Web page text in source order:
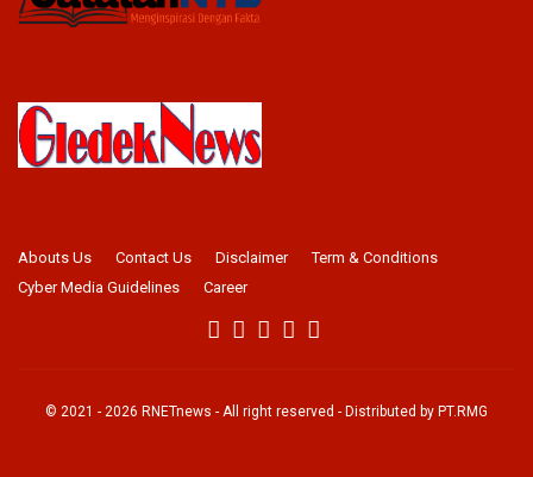
Abouts Us Contact Us Disclaimer
Term & Conditions
Cyber Media Guidelines
Career
© 2021 - 2026 RNETnews - All right reserved - Distributed by PT.RMG